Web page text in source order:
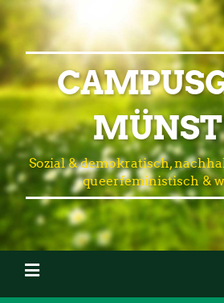
Sozial & demokratisch,
queerfeministisch &